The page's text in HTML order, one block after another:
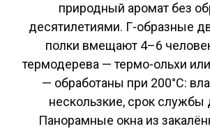
природный аромат без
десятилетиями. Г-образные
полки вмещают 4–6
термодерева — термо-ольхи
— обработаны при 200°C:
нескользкие, срок службы
Панорамные окна из